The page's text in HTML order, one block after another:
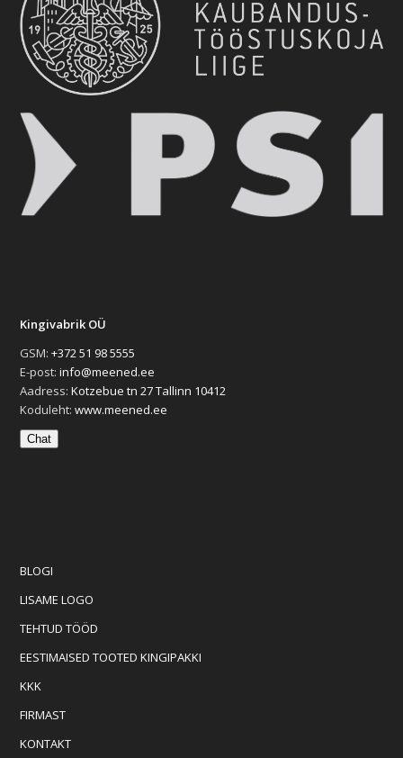
Kingivabrik OÜ
GSM:+372 51 98 5555
E-post:info@meened.ee
Aadress:Kotzebue tn 27 Tallinn 10412
Koduleht:www.meened.ee
Chat
BLOGI
LISAME LOGO
TEHTUD TÖÖD
EESTIMAISED TOOTED KINGIPAKKI
KKK
FIRMAST
KONTAKT